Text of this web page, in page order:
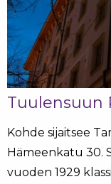
Tuulensuun
Kohde sijaitsee
Hämeenkatu 30.
vuoden 1929